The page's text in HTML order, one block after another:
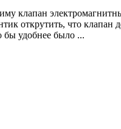
клапан
открутить, что клапан
бы удобнее было ...